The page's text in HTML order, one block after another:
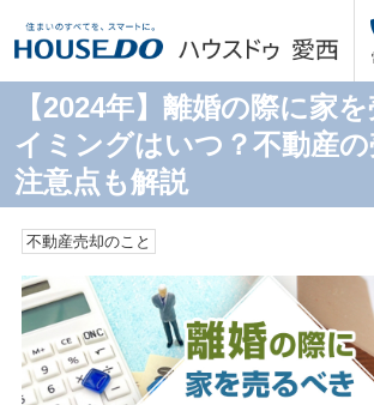
【2024年】離婚の際に家
イミングはいつ？不動産
注意点も解説
不動産売却のこと